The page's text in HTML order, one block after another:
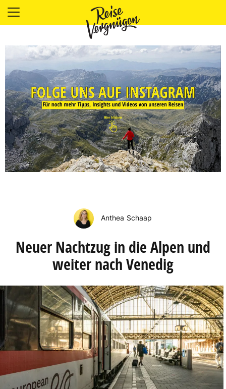
LÄNDER
UNTERKÜNFTE
FOOD
PLANUNG
OUTDOOR
Anthea Schaap
Neuer Nachtzug in die Alpen und
weiter nach Venedig